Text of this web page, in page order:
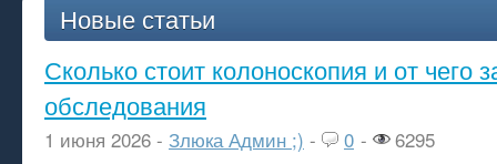
Новые статьи
Сколько стоит колоноскопия и от чего
обследования
1 июня 2026 - Злюка Админ ;) - 0 - 6295